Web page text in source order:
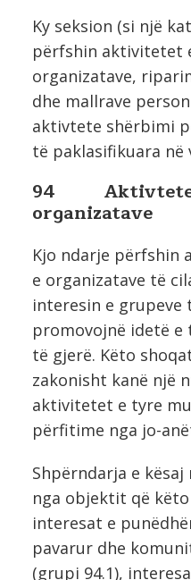
Ky seksion (si një
përfshin aktivitetet
organizatave,
dhe mallrave
aktivtete shërbimi
të paklasifikuara në
94 Aktivtetet
organizatave
Kjo ndarje përfshin
e organizatave të
interesin e grupeve
promovojnë idetë
të gjerë. Këto
zakonisht kanë një
aktivitetet e tyre
përfitime nga jo-
Shpërndarja e
nga objektit që
interesat e
pavarur dhe
(grupi 94.1),